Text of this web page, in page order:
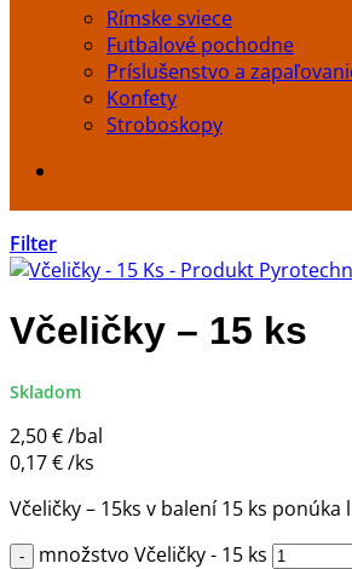
Rímske sviece
Futbalové pochodne
Príslušenstvo a
Konfety
Stroboskopy
Filter
Včeličky – 15 ks
Skladom
2,50€/bal
0,17€/ks
Včeličky – 15ks v balení 15 ks
množstvo Včeličky - 15 ks